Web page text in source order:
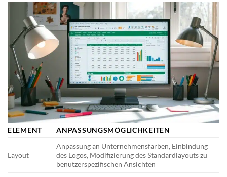
ELEMENT ANPASSUNGSMÖGLICHKEITEN
Layout
Anpassung an Unternehmensfarben, Einbindung
des Logos, Modifizierung des Standardlayouts zu
benutzerspezifischen Ansichten